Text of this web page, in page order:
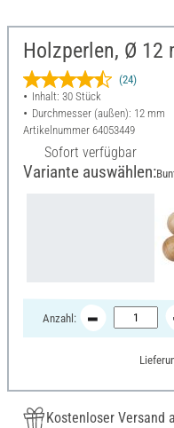
Holzperlen, Ø 12
(24)
Inhalt: 30 Stück
Durchmesser (außen): 12 mm
Artikelnummer 64053449
Sofort verfügbar
Variante auswählen:
Anzahl:
Kostenloser Versand